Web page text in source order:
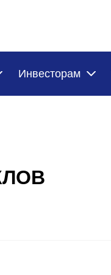
Инвесторам